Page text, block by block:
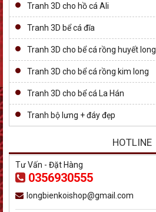
Tranh 3D cho hồ cá Ali
Tranh 3D bể cá đĩa
Tranh 3D cho bể cá rồng huyết long
Tranh 3D cho bể cá rồng kim long
Tranh 3D cho bể cá La Hán
Tranh bộ lưng + đáy đẹp
HOTLINE
Tư Vấn - Đặt Hàng
0356930555
longbienkoishop@gmail.com